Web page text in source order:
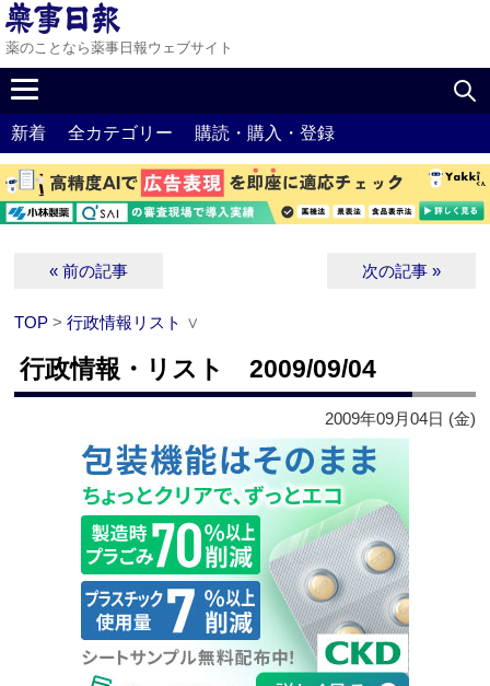
薬のことなら薬事日報ウェブサイト
新着 全カテゴリー 購読・購入・登録
« 前の記事 次の記事 »
TOP >行政情報リスト ∨
行政情報・リスト 2009/09/04
2009年09月04日 (金)